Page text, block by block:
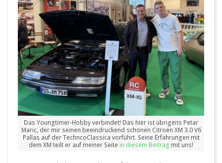
Das Youngtimer-Hobby verbindet! Das hier ist übrigens Petar
Maric, der mir seinen beeindruckend schönen Citroën XM 3.0 V6
Pallas auf der TechncoClassica vorführt. Seine Erfahrungen mit
dem XM teilt er auf meiner Seite in diesem Beitrag mit uns!